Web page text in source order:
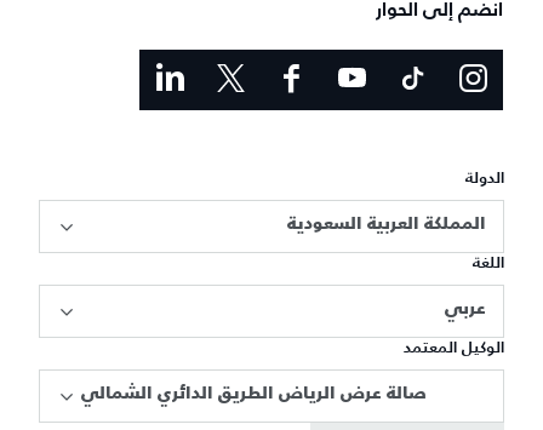
انضم إلى الحوار
الدولة
المملكة العربية السعودية
اللغة
عربي
الوكيل المعتمد
صالة عرض الرياض الطريق الدائري الشمالي